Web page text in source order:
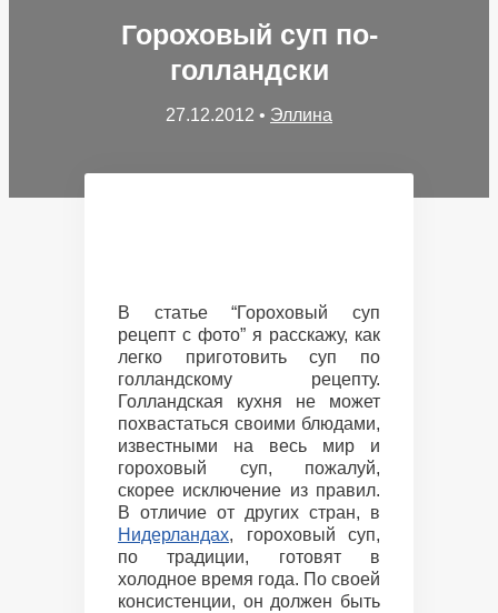
Гороховый суп по-
голландски
27.12.2012 • Эллина
В статье “Гороховый суп
рецепт с фото” я расскажу, как
легко приготовить суп по
голландскому рецепту.
Голландская кухня не может
похвастаться своими блюдами,
известными на весь мир и
гороховый суп, пожалуй,
скорее исключение из правил.
В отличие от других стран, в
Нидерландах, гороховый суп,
по традиции, готовят в
холодное время года. По своей
консистенции, он должен быть